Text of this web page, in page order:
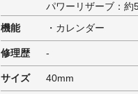
パワーリザーブ：約
機能
・カレンダー
修理歴 -
サイズ 40mm